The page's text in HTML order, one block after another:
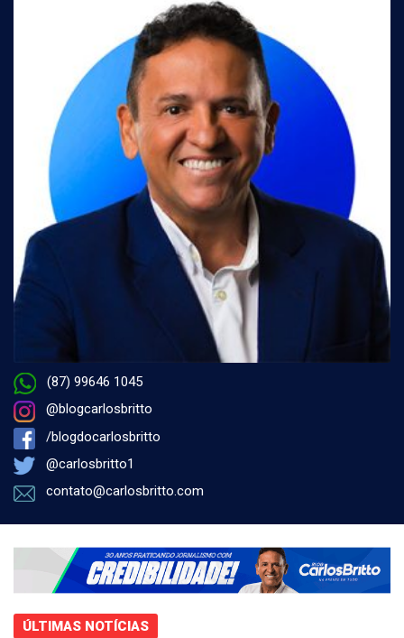
(87) 99646 1045
@blogcarlosbritto
/blogdocarlosbritto
@carlosbritto1
contato@carlosbritto.com
ÚLTIMAS NOTÍCIAS